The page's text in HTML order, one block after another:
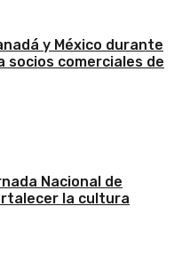
y México durante
socios comerciales de
Nacional de
la cultura